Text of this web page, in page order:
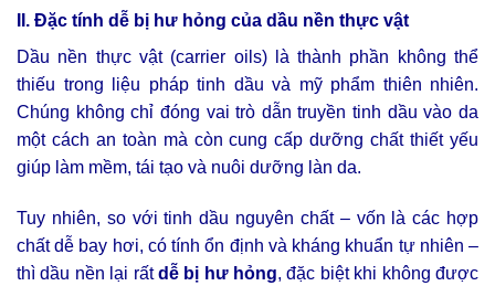
II. Đặc tính dễ bị hư hỏng của dầu nền thực vật
Dầu nền thực vật (carrier oils) là thành phần không thể
thiếu trong liệu pháp tinh dầu và mỹ phẩm thiên nhiên.
Chúng không chỉ đóng vai trò dẫn truyền tinh dầu vào da
một cách an toàn mà còn cung cấp dưỡng chất thiết yếu
giúp làm mềm, tái tạo và nuôi dưỡng làn da.
Tuy nhiên, so với tinh dầu nguyên chất – vốn là các hợp
chất dễ bay hơi, có tính ổn định và kháng khuẩn tự nhiên –
thì dầu nền lại rấtdễ bị hư hỏng, đặc biệt khi không được